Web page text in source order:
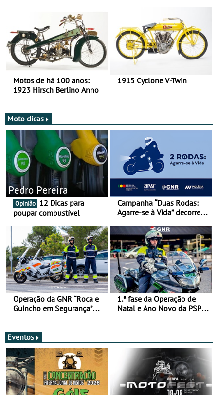
Motos de há 100 anos:
1923 Hirsch Berlino Anno
1915 Cyclone V-Twin
Moto dicas
Pedro Pereira
Opinião
poupar combustível
Campanha “Duas Rodas:
Agarre-se à Vida” decorre
Operação da GNR “Roca e
Guincho em Segurança”
1.ª fase da Operação de
Natal e Ano Novo da PSP e
Eventos